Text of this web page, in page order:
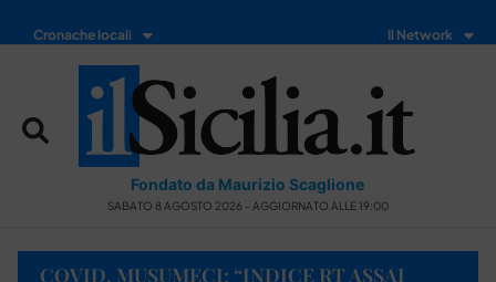
Cronache locali Il Network
Fondato da Maurizio Scaglione
SABATO 8 AGOSTO 2026 - AGGIORNATO ALLE 19:00
COVID, MUSUMECI: “INDICE RT ASSAI